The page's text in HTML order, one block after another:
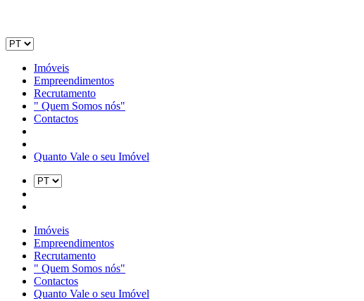
Imóveis
Empreendimentos
Recrutamento
" Quem Somos nós"
Contactos
Quanto Vale o seu Imóvel
Imóveis
Empreendimentos
Recrutamento
" Quem Somos nós"
Contactos
Quanto Vale o seu Imóvel